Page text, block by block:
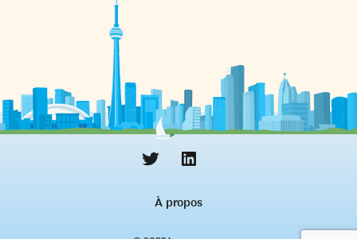
À propos